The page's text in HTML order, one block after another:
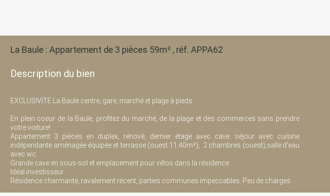
La Baule : Appartement de 3 pièces 59m² , réf. APPA62
Description du bien
EXCLUSIVITE La Baule centre, gare, marché et plage à pieds
En plein coeur de la Baule, profitez du marché, de la plage et des commerces sans prendre
votre voiture!
Appartement 3 pièces en duplex, rénové, dernier étage avec cave: séjour avec cuisine
indépendante aménagée équipée et terrasse (ouest 11.40m²), 2 chambres (ouest),salle d'eau
avec wc.
Grande cave en sous-sol et emplacement pour vélos dans la résidence.
Idéal investisseur.
Résidence charmante, ravalement récent, parties communes impeccables. Peu de charges